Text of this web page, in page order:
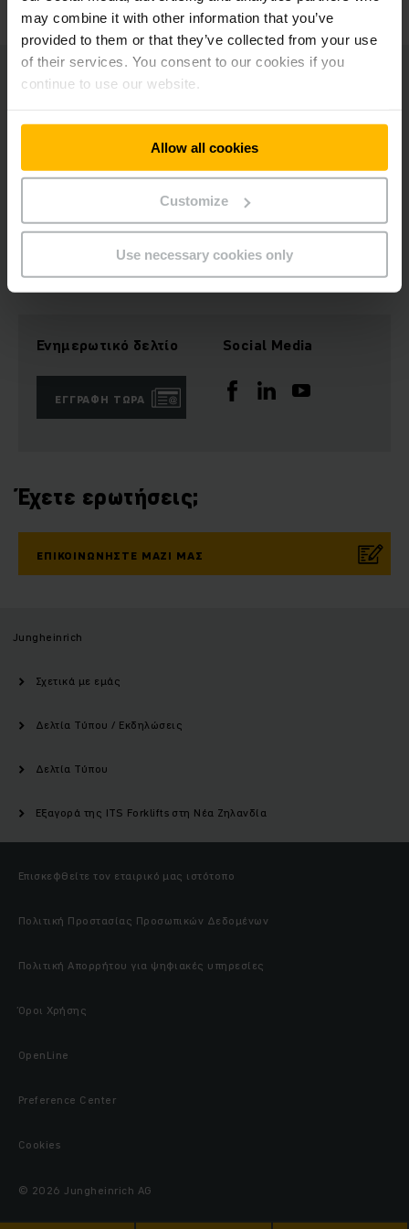
may combine it with other information that you’ve
provided to them or that they’ve collected from your use
of their services. You consent to our cookies if you
continue to use our website.
Allow all cookies
Customize
Use necessary cookies only
επιτυχημένοι μαζί».
Η ITS Forklifts κατέχει ισχυρή θέση στην αγορά της Νέας
εδραιωμένο δίκτυο με πάνω από δέκα συνεργαζόμενους
αντιπροσώπους. Η Jungheinrich θα ενισχύσει και θα
αναπτύξει περαιτέρω τη σχέση με τους αντιπροσώπους σε
όλη τη Νέα Ζηλανδία.
*Φωτογραφία: τα κεντρικά της Jungheinrich στο Αμβούργο
Ενημερωτικό δελτίο
ΕΓΓΡΑΦΉ ΤΏΡΑ
Social Media
Έχετε ερωτήσεις;
ΕΠΙΚΟΙΝΩΝΉΣΤΕ ΜΑΖΊ ΜΑΣ
Jungheinrich
Σχετικά με εμάς
Δελτία Τύπου / Εκδηλώσεις
Δελτία Τύπου
Εξαγορά της ITS Forklifts στη Νέα Ζηλανδία
Επισκεφθείτε τον εταιρικό μας ιστότοπο
Πολιτική Προστασίας Προσωπικών Δεδομένων
Πολιτική Απορρήτου για ψηφιακές υπηρεσίες
Όροι Χρήσης
OpenLine
Preference Center
Cookies
© 2026 Jungheinrich AG